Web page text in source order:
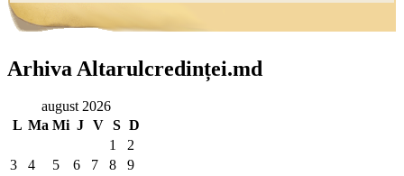
Arhiva Altarulcredinței.md
august 2026
L Ma Mi J V S D
1
2
3
4 5 6 7 8
9